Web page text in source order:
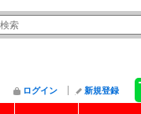
ログイン 新規登録